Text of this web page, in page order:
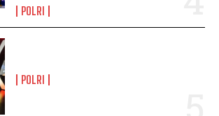
POLRI
POLRI